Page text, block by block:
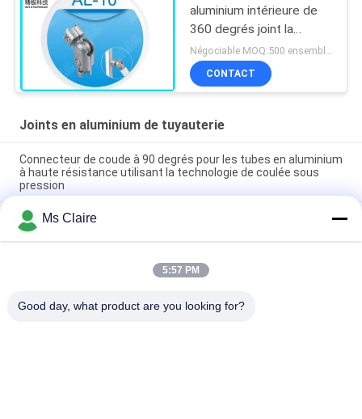
aluminium intérieure de
360 degrés joint la
rotation libre AL-10 de
soufflage de sable
Négociable MOQ:500 ensembles
CONTACT
Joints en aluminium de tuyauterie
Connecteur de coude à 90 degrés pour les tubes en aluminium
à haute résistance utilisant la technologie de coulée sous
pression
Joint de tuyau en aluminium argenté anodisé moulé sous
pression certifié ISO9001 pour les systèmes de tubes
maigres et les postes de travail industriels
Connecteur de coude de coulée par coulée de tubes en
Ms Claire
5:57 PM
Good day, what product are you looking for?